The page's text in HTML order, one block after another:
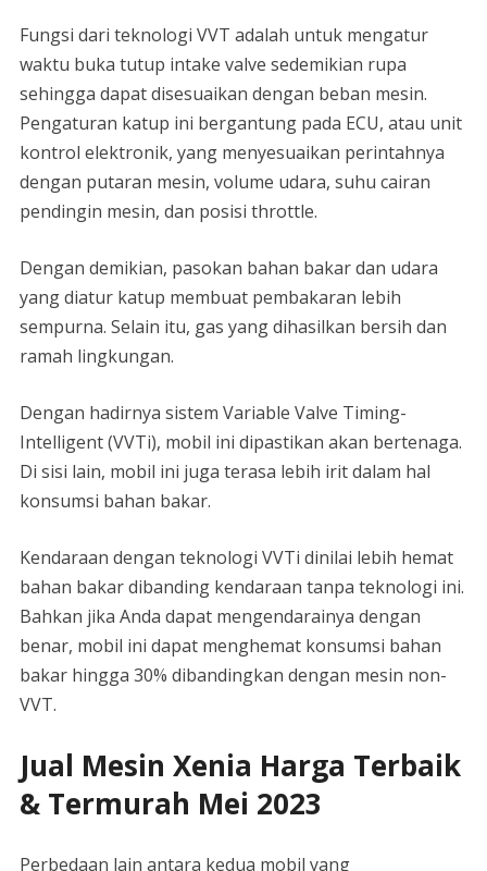
Fungsi dari teknologi VVT adalah untuk mengatur
waktu buka tutup intake valve sedemikian rupa
sehingga dapat disesuaikan dengan beban mesin.
Pengaturan katup ini bergantung pada ECU, atau unit
kontrol elektronik, yang menyesuaikan perintahnya
dengan putaran mesin, volume udara, suhu cairan
pendingin mesin, dan posisi throttle.
Dengan demikian, pasokan bahan bakar dan udara
yang diatur katup membuat pembakaran lebih
sempurna. Selain itu, gas yang dihasilkan bersih dan
ramah lingkungan.
Dengan hadirnya sistem Variable Valve Timing-
Intelligent (VVTi), mobil ini dipastikan akan bertenaga.
Di sisi lain, mobil ini juga terasa lebih irit dalam hal
konsumsi bahan bakar.
Kendaraan dengan teknologi VVTi dinilai lebih hemat
bahan bakar dibanding kendaraan tanpa teknologi ini.
Bahkan jika Anda dapat mengendarainya dengan
benar, mobil ini dapat menghemat konsumsi bahan
bakar hingga 30% dibandingkan dengan mesin non-
VVT.
Jual Mesin Xenia Harga Terbaik
& Termurah Mei 2023
Perbedaan lain antara kedua mobil yang